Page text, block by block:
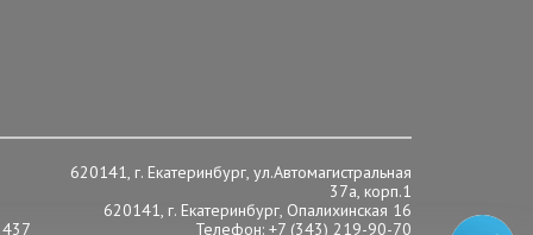
620141, г. Екатеринбург, ул.Автомагистральная
37а, корп.1
620141, г. Екатеринбург, Опалихинская 16
Телефон: +7 (343) 219-90-70